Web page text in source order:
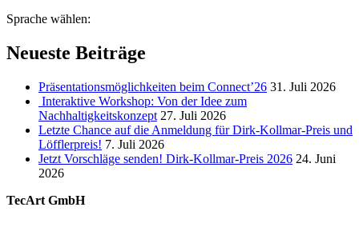
Sprache wählen:
Neueste Beiträge
Präsentationsmöglichkeiten beim Connect’26 31. Juli 2026
Interaktive Workshop: Von der Idee zum
Nachhaltigkeitskonzept 27. Juli 2026
Letzte Chance auf die Anmeldung für Dirk-Kollmar-Preis und
Löfflerpreis! 7. Juli 2026
Jetzt Vorschläge senden! Dirk-Kollmar-Preis 2026 24. Juni
2026
TecArt GmbH